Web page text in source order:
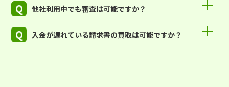
Q 他社利用中でも審査は可能ですか？
Q 入金が遅れている請求書の買取は可能ですか？